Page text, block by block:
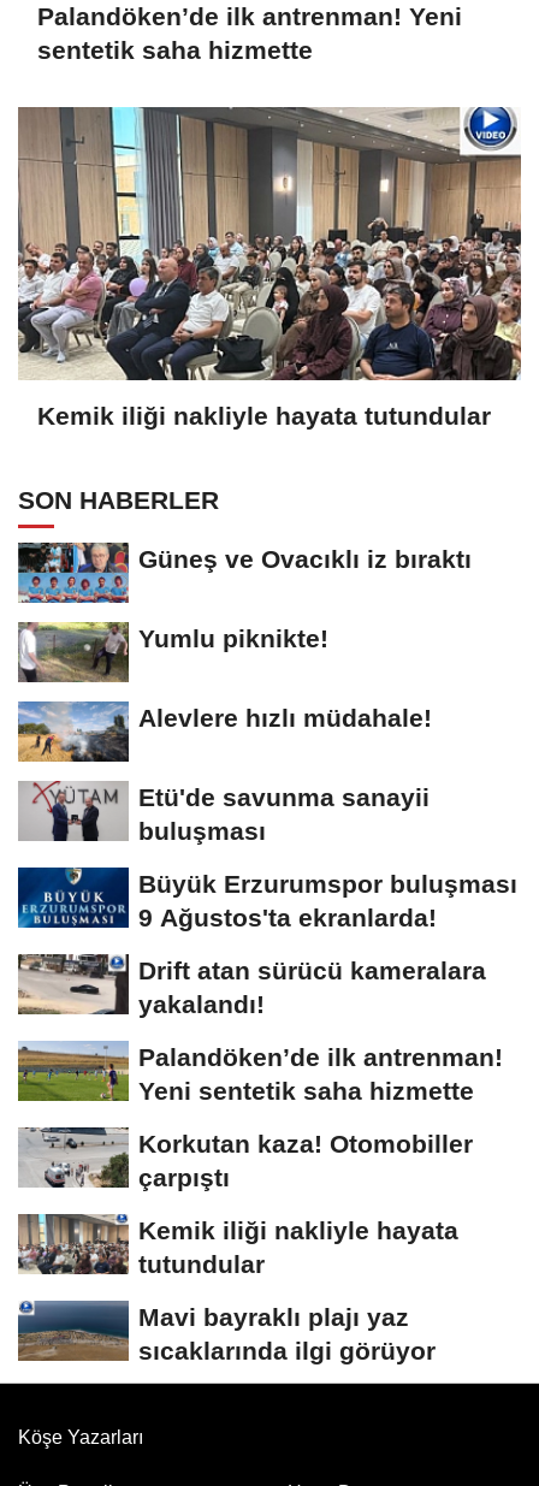
Palandöken’de ilk antrenman! Yeni
sentetik saha hizmette
Kemik iliği nakliyle hayata tutundular
SON HABERLER
Güneş ve Ovacıklı iz bıraktı
Yumlu piknikte!
Alevlere hızlı müdahale!
Etü'de savunma sanayii
buluşması
Büyük Erzurumspor buluşması
9 Ağustos'ta ekranlarda!
Drift atan sürücü kameralara
yakalandı!
Palandöken’de ilk antrenman!
Yeni sentetik saha hizmette
Korkutan kaza! Otomobiller
çarpıştı
Kemik iliği nakliyle hayata
tutundular
Mavi bayraklı plajı yaz
sıcaklarında ilgi görüyor
Köşe Yazarları